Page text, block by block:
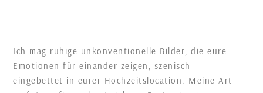
Ich mag ruhige unkonventionelle Bilder, die eure
Emotionen für einander zeigen, szenisch
eingebettet in eurer Hochzeitslocation. Meine Art